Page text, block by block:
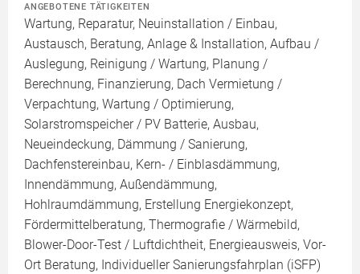
ANGEBOTENE TÄTIGKEITEN
Wartung, Reparatur, Neuinstallation / Einbau,
Austausch, Beratung, Anlage & Installation, Aufbau /
Auslegung, Reinigung / Wartung, Planung /
Berechnung, Finanzierung, Dach Vermietung /
Verpachtung, Wartung / Optimierung,
Solarstromspeicher / PV Batterie, Ausbau,
Neueindeckung, Dämmung / Sanierung,
Dachfenstereinbau, Kern- / Einblasdämmung,
Innendämmung, Außendämmung,
Hohlraumdämmung, Erstellung Energiekonzept,
Fördermittelberatung, Thermografie / Wärmebild,
Blower-Door-Test / Luftdichtheit, Energieausweis, Vor-
Ort Beratung, Individueller Sanierungsfahrplan (iSFP)